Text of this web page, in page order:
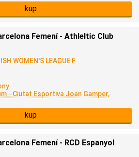
kup
Femení - Athleltic Club
WOMEN'S LEAGUE F
- Ciutat Esportiva Joan Gamper,
kup
Femení - RCD Espanyol